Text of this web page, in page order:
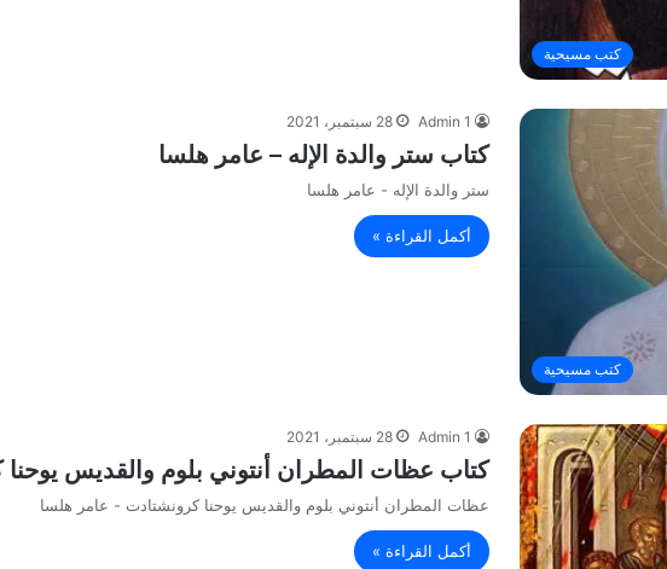
كتب مسيحية
كتب مسيحية
Admin 1 28 سبتمبر، 2021
كتاب ستر والدة الإله – عامر هلسا
ستر والدة الإله - عامر هلسا
أكمل القراءة »
Admin 1 28 سبتمبر، 2021
كتاب عظات المطران أنتوني بلوم والقديس
عظات المطران أنتوني بلوم والقديس يوحنا كرونشتادت - عامر هلسا
أكمل القراءة »